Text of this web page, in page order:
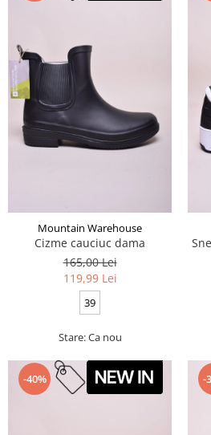
Mountain Warehouse
Cizme cauciuc dama
165,00 Lei
119,99 Lei
39
Stare: Ca nou
-40% -